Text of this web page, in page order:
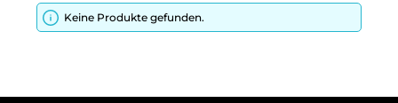
Keine Produkte gefunden.